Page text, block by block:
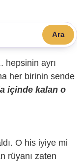
Ara
hepsinin ayrı
her birinin sende
içinde kalan o
O his iyiye mi
rüyanı zaten